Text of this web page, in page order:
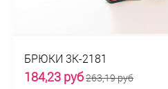
БРЮКИ 3К-2181
184,23 руб263,19 руб